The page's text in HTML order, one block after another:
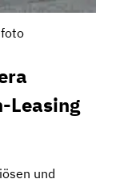
Leasing
und